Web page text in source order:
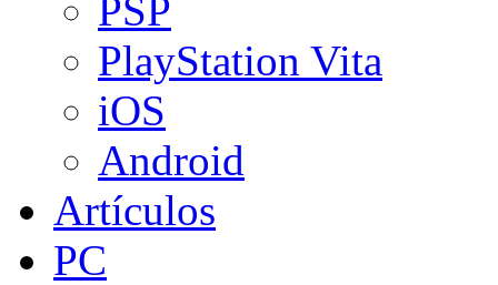
PSP
PlayStation Vita
iOS
Android
Artículos
PC